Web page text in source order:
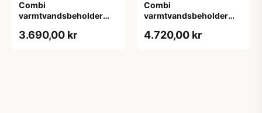
Combi
varmtvandsbeholder
spiral
3.690,00 kr
Combi
varmtvandsbeholder
1 spiral
4.720,00 kr